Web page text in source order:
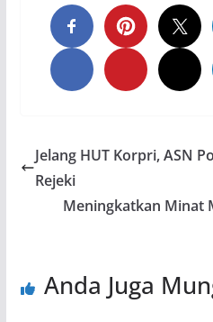
Jelang HUT Korpri, ASN
Rejeki
Meningkatkan Minat
Anda Juga